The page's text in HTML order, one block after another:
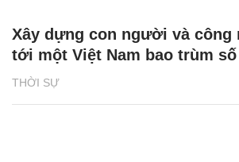
THỜI SỰ
Xây dựng con người và công
tới một Việt Nam bao trùm số